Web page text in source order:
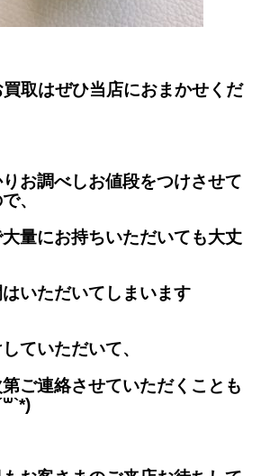
取はぜひ当店におまかせくだ
お調べしお値段をつけさせて
、
量にお持ちいただいても大丈
いただいてしまいます
ていただいて、
ご連絡させていただくことも